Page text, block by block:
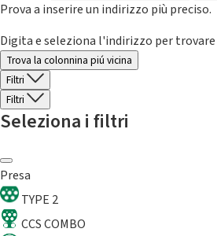
Prova a inserire un indirizzo più preciso.
Digita e seleziona l'indirizzo per
Trova la colonnina piú vicina
Filtri
Filtri
Seleziona i filtri
Presa
TYPE 2
CCS COMBO